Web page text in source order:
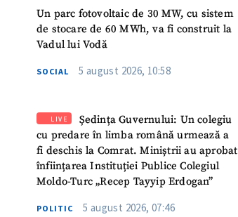
Un parc fotovoltaic de 30 MW, cu sistem
de stocare de 60 MWh, va fi construit la
Vadul lui Vodă
SOCIAL 5 august 2026, 10:58
LIVE
Ședința Guvernului: Un colegiu
cu predare în limba română urmează a
fi deschis la Comrat. Miniștrii au aprobat
înființarea Instituției Publice Colegiul
Moldo-Turc „Recep Tayyip Erdogan”
POLITIC 5 august 2026, 07:46